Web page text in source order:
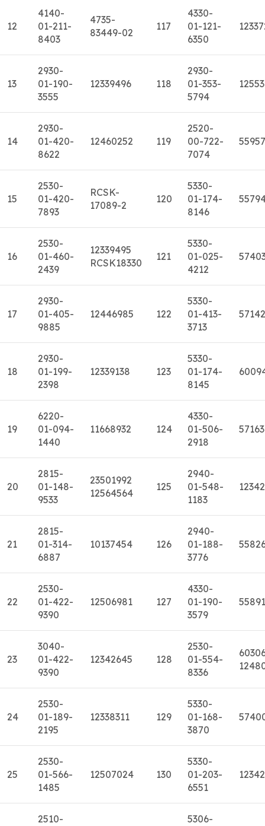
12
4140-
01-211-
8403
4735-
83449-02
117
4330-
01-121-
6350
13
2930-
01-190-
3555
12339496 118
2930-
01-353-
5794
14
2930-
01-420-
8622
12460252 119
2520-
00-722-
7074
15
2530-
01-420-
7893
RCSK-
17089-2
120
5330-
01-174-
8146
16
2530-
01-460-
2439
12339495
RCSK18330
121
5330-
01-025-
4212
17
2930-
01-405-
9885
12446985 122
5330-
01-413-
3713
18
2930-
01-199-
2398
12339138 123
5330-
01-174-
8145
19
6220-
01-094-
1440
11668932 124
4330-
01-506-
2918
20
2815-
01-148-
9533
23501992
12564564
125
2940-
01-548-
1183
21
2815-
01-314-
6887
10137454 126
2940-
01-188-
3776
22
2530-
01-422-
9390
12506981 127
4330-
01-190-
3579
23
3040-
01-422-
9390
12342645 128
2530-
01-554-
8336
24
2530-
01-189-
2195
12338311 129
5330-
01-168-
3870
25
2530-
01-566-
1485
12507024 130
5330-
01-203-
6551
2510-
5306-